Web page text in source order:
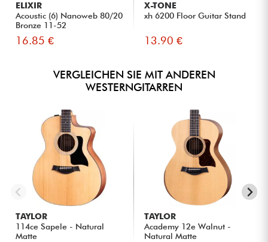
ELIXIR
Acoustic (6) Nanoweb 80/20
Bronze 11-52
16.85 €
X-TONE
xh 6200 Floor Guitar Stand
13.90 €
VERGLEICHEN SIE MIT ANDEREN
WESTERNGITARREN
TAYLOR
114ce Sapele - Natural
Matte
TAYLOR
Academy 12e Walnut -
Natural Matte